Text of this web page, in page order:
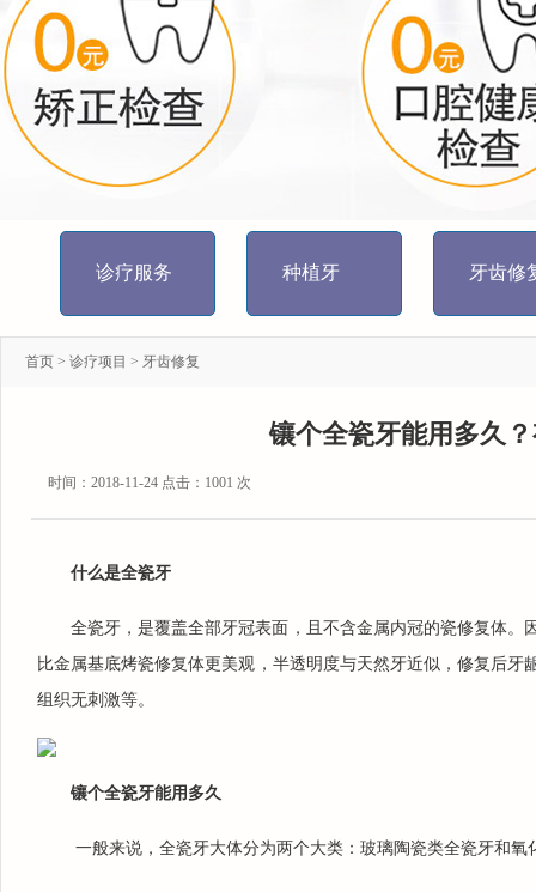
诊疗服务 种植牙 牙齿修
首页 > 诊疗项目 > 牙齿修复
镶个全瓷牙能用多久
时间：2018-11-24 点击： 1001 次
什么是全瓷牙
全瓷牙，是覆盖全部牙冠表面，且不含金属内冠的瓷修复体
比金属基底烤瓷修复体更美观，半透明度与天然牙近似，修复后
组织无刺激等。
镶个全瓷牙能用多久
一般来说，全瓷牙大体分为两个大类：玻璃陶瓷类全瓷牙和氧